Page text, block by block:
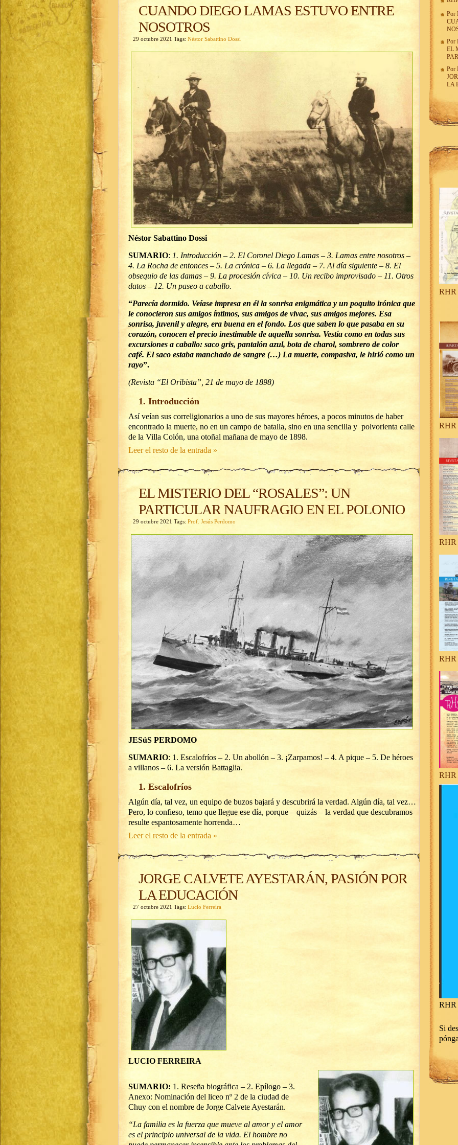
CUANDO DIEGO LAMAS ESTUVO ENTRE
NOSOTROS
29 octubre 2021 Tags: Néstor Sabattino Dossi
Néstor Sabattino Dossi
SUMARIO: 1. Introducción – 2. El Coronel Diego Lamas – 3. Lamas entre nosotros –
4. La Rocha de entonces – 5. La crónica – 6. La llegada – 7. Al día siguiente – 8. El
obsequio de las damas – 9. La procesión cívica – 10. Un recibo improvisado – 11. Otros
datos – 12. Un paseo a caballo.
“Parecía dormido. Veíase impresa en él la sonrisa enigmática y un poquito irónica que
le conocieron sus amigos íntimos, sus amigos de vivac, sus amigos mejores. Esa
sonrisa, juvenil y alegre, era buena en el fondo. Los que saben lo que pasaba en su
corazón, conocen el precio inestimable de aquella sonrisa. Vestía como en todas sus
excursiones a caballo: saco gris, pantalón azul, bota de charol, sombrero de color
café. El saco estaba manchado de sangre (…) La muerte, compasiva, le hirió como un
rayo”.
(Revista “El Oribista”, 21 de mayo de 1898)
1. Introducción
Así veían sus correligionarios a uno de sus mayores héroes, a pocos minutos de haber
encontrado la muerte, no en un campo de batalla, sino en una sencilla y polvorienta calle
de la Villa Colón, una otoñal mañana de mayo de 1898.
Leer el resto de la entrada »
EL MISTERIO DEL “ROSALES”: UN
PARTICULAR NAUFRAGIO EN EL POLONIO
29 octubre 2021 Tags: Prof. Jesús Perdomo
JESúS PERDOMO
SUMARIO: 1. Escalofríos – 2. Un abollón – 3. ¡Zarpamos! – 4. A pique – 5. De héroes
a villanos – 6. La versión Battaglia.
1. Escalofríos
Algún día, tal vez, un equipo de buzos bajará y descubrirá la verdad. Algún día, tal vez…
Pero, lo confieso, temo que llegue ese día, porque – quizás – la verdad que descubramos
resulte espantosamente horrenda…
Leer el resto de la entrada »
JORGE CALVETE AYESTARÁN, PASIÓN POR
LA EDUCACIÓN
27 octubre 2021 Tags: Lucio Ferreira
LUCIO FERREIRA
SUMARIO: 1. Reseña biográfica – 2. Epílogo – 3.
Anexo: Nominación del liceo nº 2 de la ciudad de
Chuy con el nombre de Jorge Calvete Ayestarán.
“La familia es la fuerza que mueve al amor y el amor
es el principio universal de la vida. El hombre no
Por
Por
EL
Por
LA
RHR
RHR
RHR
RHR
RHR
RHR
Si